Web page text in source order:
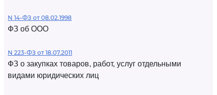
N 14-ФЗ от 08.02.1998
ФЗ об ООО
N 223-ФЗ от 18.07.2011
ФЗ о закупках товаров, работ, услуг отдельными
видами юридических лиц